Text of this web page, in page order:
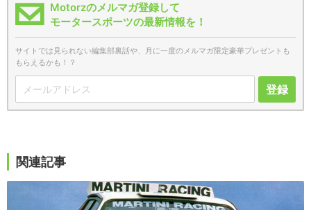
Motorzのメルマガ登録して
モータースポーツの最新情報を！
サイトでは見られない編集部裏話や、月に一度のメルマガ限定豪華プレゼントも
もらえるかも！？
登録
関連記事